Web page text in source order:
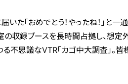
た「おめでとう！やったね！」と
の収録ブースを長時間占拠し、想
る不思議なVTR「カゴ中大調査」。